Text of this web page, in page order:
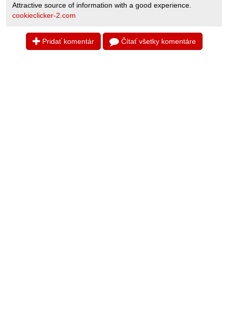
Attractive source of information with a good experience.
cookieclicker-2.com
Pridať komentár Čítať všetky komentáre